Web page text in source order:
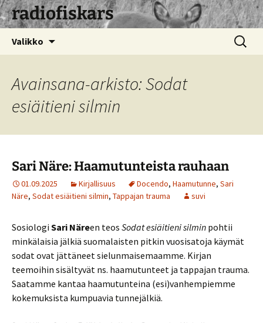
radiofiskars
Valikko Haku:
Avainsana-arkisto: Sodat
esiäitieni silmin
Sari Näre: Haamutunteista rauhaan
01.09.2025 Kirjallisuus Docendo, Haamutunne, Sari
Näre, Sodat esiäitieni silmin, Tappajan trauma suvi
Sosiologi Sari Näreen teos Sodat esiäitieni silmin pohtii
minkälaisia jälkiä suomalaisten pitkin vuosisatoja käymät
sodat ovat jättäneet sielunmaisemaamme. Kirjan
teemoihin sisältyvät ns. haamutunteet ja tappajan trauma.
Saatamme kantaa haamutunteina (esi)vanhempiemme
kokemuksista kumpuavia tunnejälkiä.